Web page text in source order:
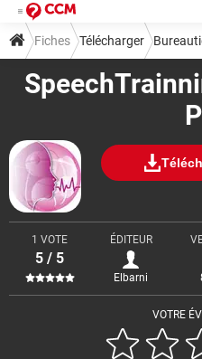
VOTRE
1 VOTE
5 / 5
ÉDITEUR
Elbarni
Fiches Télécharger